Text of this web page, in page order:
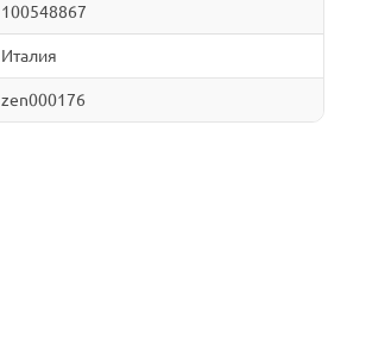
100548867
Италия
zen000176